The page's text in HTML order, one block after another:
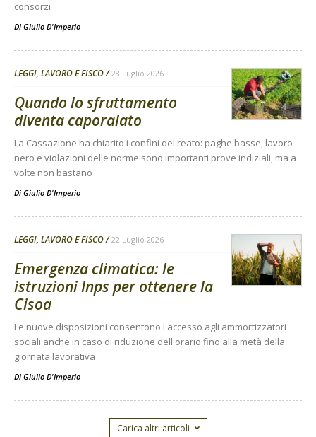
consorzi
Di Giulio D'Imperio
LEGGI, LAVORO E FISCO 28 Luglio 2026
Quando lo sfruttamento
diventa caporalato
La Cassazione ha chiarito i confini del reato: paghe basse, lavoro
nero e violazioni delle norme sono importanti prove indiziali, ma a
volte non bastano
Di Giulio D'Imperio
LEGGI, LAVORO E FISCO 22 Luglio 2026
Emergenza climatica: le
istruzioni Inps per ottenere la
Cisoa
Le nuove disposizioni consentono l'accesso agli ammortizzatori
sociali anche in caso di riduzione dell'orario fino alla metà della
giornata lavorativa
Di Giulio D'Imperio
Carica altri articoli